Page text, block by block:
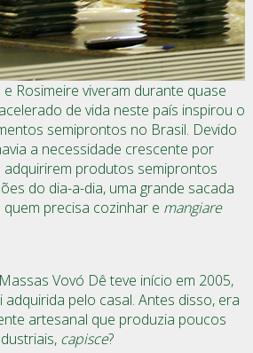
Rosimeire viveram durante quase
de vida neste país inspirou o
semiprontos no Brasil. Devido
a necessidade crescente por
produtos semiprontos
do dia-a-dia, uma grande sacada
precisa cozinhar e mangiare
Vovó Dê teve início em 2005,
pelo casal. Antes disso, era
artesanal que produzia poucos
capisce?